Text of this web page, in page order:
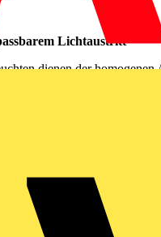
Lichtaustritt
dienen der homogenen
– sie sind in der Lage,
Dabei kann der
angepasst
Nachthimmel emittiert wird.
ist geradlinig,
von
gegenüber
und bietet ein hohes Maß an
mit einer Montageplatte auf